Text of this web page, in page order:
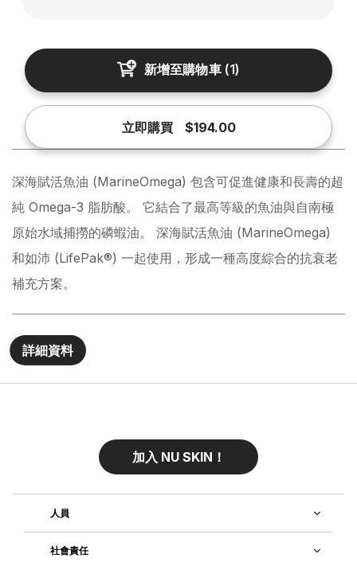
新增至購物車(1)
立即購買 $194.00
深海賦活魚油 (MarineOmega) 包含可促進健康和長壽的超
純 Omega-3 脂肪酸。 它結合了最高等級的魚油與自南極
原始水域捕撈的磷蝦油。 深海賦活魚油 (MarineOmega)
和如沛 (LifePak®) 一起使用，形成一種高度綜合的抗衰老
補充方案。
詳細資料
加入 NU SKIN！
人員
社會責任